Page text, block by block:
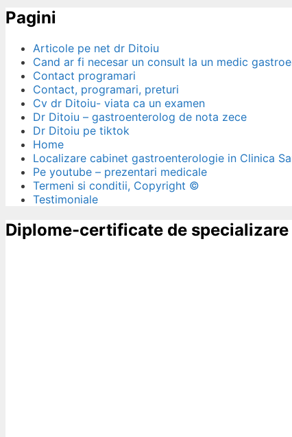
Pagini
Articole pe net dr Ditoiu
Cand ar fi necesar un consult la un medic
Contact programari
Contact, programari, preturi
Cv dr Ditoiu- viata ca un examen
Dr Ditoiu – gastroenterolog de nota zece
Dr Ditoiu pe tiktok
Home
Localizare cabinet gastroenterologie in Clinica
Pe youtube – prezentari medicale
Termeni si conditii, Copyright ©
Testimoniale
Diplome-certificate de specializare